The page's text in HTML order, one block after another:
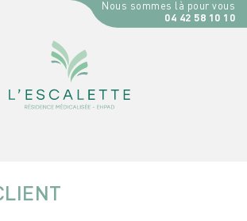
Nous sommes là pour vous
04 42 58 10 10